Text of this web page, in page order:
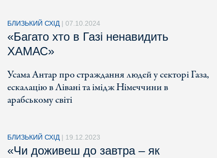
БЛИЗЬКИЙ СХІД | 07.10.2024
«Багато хто в Газі ненавидить
ХАМАС»
Усама Антар про страждання людей у секторі Газа,
ескалацію в Лівані та імідж Німеччини в
арабському світі
БЛИЗЬКИЙ СХІД | 19.12.2023
«Чи доживеш до завтра – як